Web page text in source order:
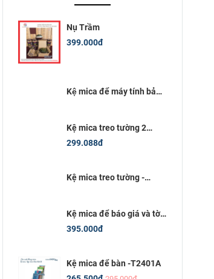
Nụ Trầm
399.000đ
Kệ mica để máy tính bảng
Kệ mica treo tường 2
ngăn kích thước 10x20 cm
299.088đ
Kệ mica để báo giá và tờ